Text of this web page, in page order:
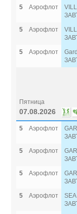
5 Аэрофлот
5
Аэрофлот
5
Аэрофлот
Пятница
07.08.2026
5 Аэрофлот
5
Аэрофлот
5
Аэрофлот
5
Аэрофлот